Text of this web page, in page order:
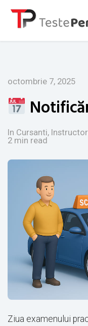
octombrie 7, 2025
In Cursanti,
2 min read
Ziua examenului